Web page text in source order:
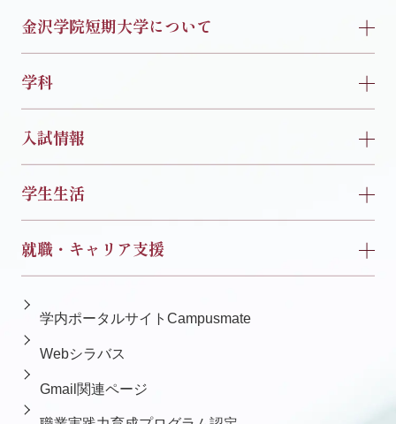
金沢学院短期大学について
学科
入試情報
学生生活
就職・キャリア支援
学内ポータルサイトCampusmate
Webシラバス
Gmail関連ページ